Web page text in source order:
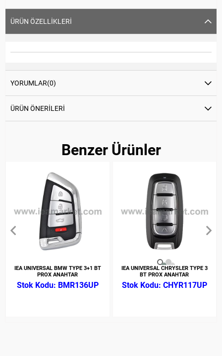
ÜRÜN ÖZELLIKLERI
YORUMLAR(0)
ÜRÜN ÖNERILERI
Benzer Ürünler
IEA UNIVERSAL BMW TYPE 3+1 BT
PROX ANAHTAR
BMR136UP
IEA UNIVERSAL CHRYSLER TYPE 3
BT PROX ANAHTAR
CHYR117UP